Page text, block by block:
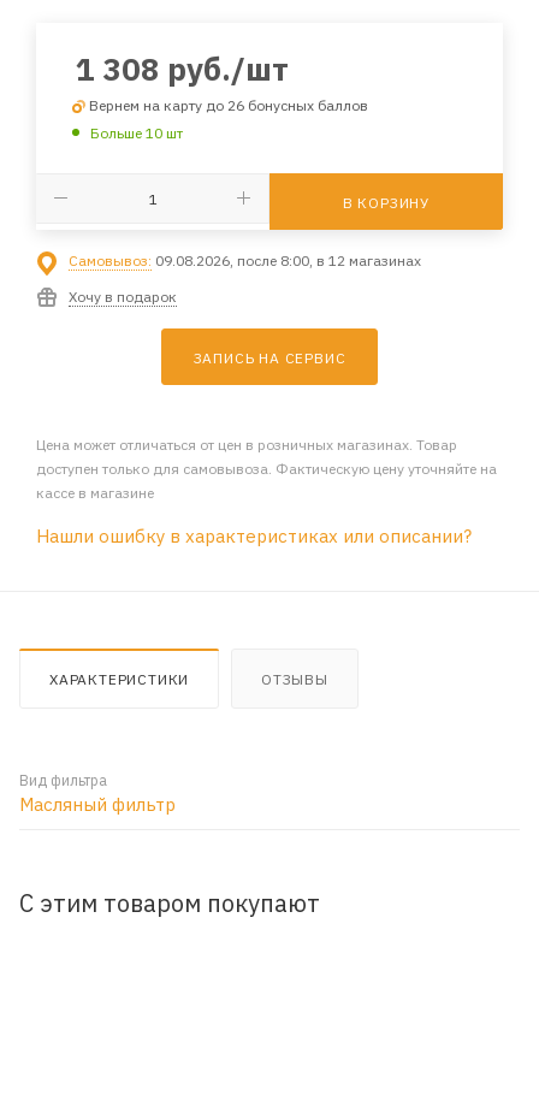
1 308 руб./шт
Вернем на карту до 26 бонусных баллов
Больше 10 шт
В КОРЗИНУ
Самовывоз: 09.08.2026, после 8:00, в 12 магазинах
Хочу в подарок
ЗАПИСЬ НА СЕРВИС
Цена может отличаться от цен в розничных магазинах. Товар
доступен только для самовывоза. Фактическую цену уточняйте на
кассе в магазине
Нашли ошибку в характеристиках или описании?
ХАРАКТЕРИСТИКИ ОТЗЫВЫ
Вид фильтра
Масляный фильтр
С этим товаром покупают